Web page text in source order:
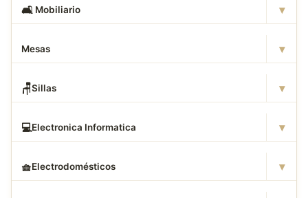
🛋 ️ Mobiliario ▾
Mesas ▾
🪑Sillas ▾
💻Electronica Informatica ▾
🧺Electrodomésticos ▾